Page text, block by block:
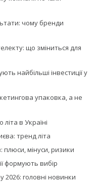
чому бренди
що зміниться для
найбільші інвестиції у
упаковка, а не
в Україні
тренд літа
мінуси, ризики
формують вибір
2026: головні новинки